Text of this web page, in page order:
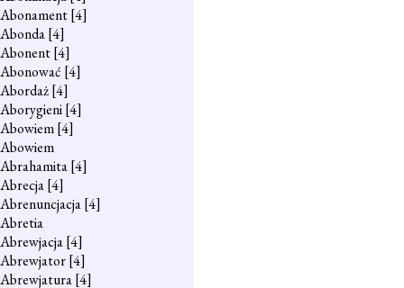
Abonament[4]
Abonda[4]
Abonent[4]
Abonować [4]
Abordaż[4]
Aborygieni[4]
Abowiem[4]
Abowiem
Abrahamita[4]
Abrecja[4]
Abrenuncjacja[4]
Abretia
Abrewjacja[4]
Abrewjator[4]
Abrewjatura[4]